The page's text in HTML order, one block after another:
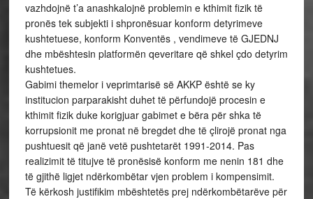
vazhdojnë t’a anashkalojnë problemin e kthimit fizik të
pronës tek subjekti i shpronësuar konform detyrimeve
kushtetuese, konform Konventës , vendimeve të GJEDNJ
dhe mbështesin platformën qeveritare që shkel çdo detyrim
kushtetues.
Gabimi themelor i veprimtarisë së AKKP është se ky
institucion parparakisht duhet të përfundojë procesin e
kthimit fizik duke korigjuar gabimet e bëra për shka të
korrupsionit me pronat në bregdet dhe të çlirojë pronat nga
pushtuesit që janë vetë pushtetarët 1991-2014. Pas
realizimit të titujve të pronësisë konform me nenin 181 dhe
të gjithë ligjet ndërkombëtar vjen problem i kompensimit.
Të kërkosh justifikim mbështetës prej ndërkombëtarëve për